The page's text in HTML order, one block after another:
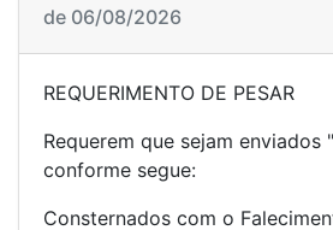
de 06/08/2026
REQUERIMENTO DE PESAR
Requerem que sejam enviados
conforme segue:
Consternados com o